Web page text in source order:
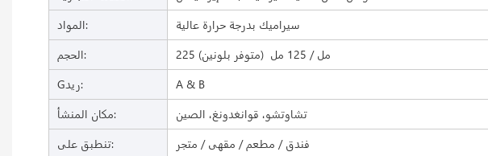
المواد:
سيراميك بدرجة حرارة عالية
الحجم:
225 مل / 125 مل (متوفر بلونين)
Gريد:
A & B
مكان المنشأ:
تشاوتشو، قوانغدونغ، الصين
تنطبق على:
فندق / مطعم / مقهى / متجر